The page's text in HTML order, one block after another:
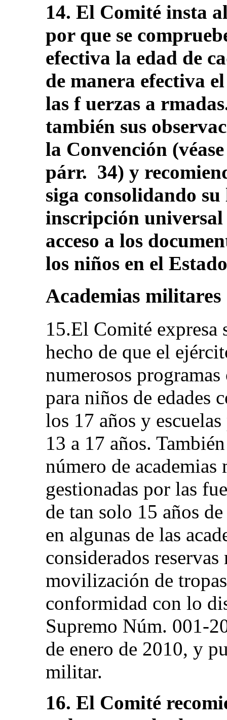
14. El Comité insta
por que se
efectiva la edad de
de manera efectiva
las f uerzas a
también sus
la Convención
párr. 34) y
siga consolidando
inscripción universal
acceso a los
los niños en el
Academias militares
15.El Comité expresa
hecho de que el
numerosos
para niños de edades
los 17 años y
13 a 17 años.
número de
gestionadas por las
de tan solo 15 años
en algunas de las
considerados
movilización de
conformidad con lo
Supremo Núm. 001-
de enero de 2010, y
militar.
16. El Comité